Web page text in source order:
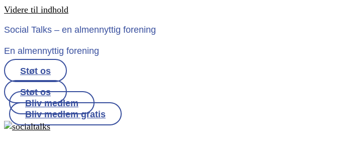
Videre til indhold
Social Talks – en almennyttig forening
En almennyttig forening
Støt os
Støt os
Bliv medlem
Bliv medlem gratis